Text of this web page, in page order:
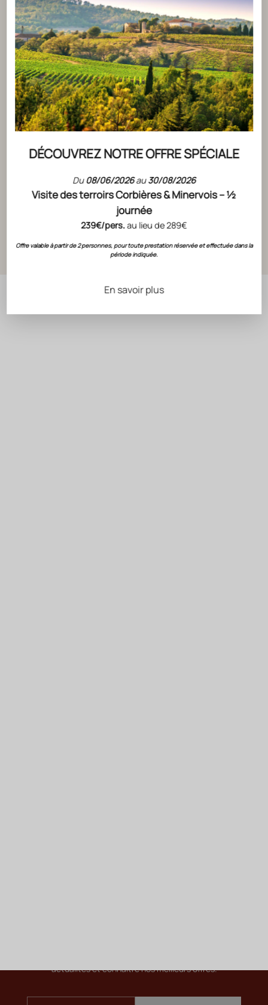
DÉCOUVREZ NOTRE OFFRE SPÉCIALE
Du08/06/2026au30/08/2026
Visite des terroirs Corbières & Minervois – ½
journée
239€/pers.au lieu de 289€
Offre valable à partir de 2 personnes, pour toute prestation réservée et effectuée dans la
période indiquée.
En savoir plus
ACTUALITÉS
L'ÉPIPHANIE EN CODE ROUGE !
ACTUALITÉS
LIRE
actualités et connaître nos meilleurs offres.